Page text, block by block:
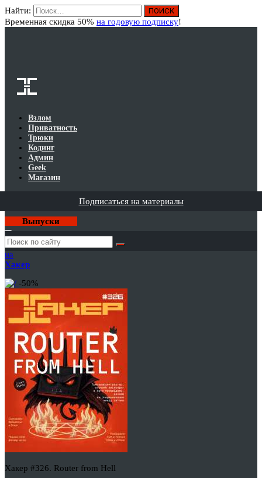
Найти:
Временная скидка 50% на годовую подписку!
Взлом
Приватность
Трюки
Кодинг
Админ
Geek
Магазин
Подписаться на материалы
Выпуски
Годовая
подписка
на
Хакер
-50%
Хакер #326. Router from Hell